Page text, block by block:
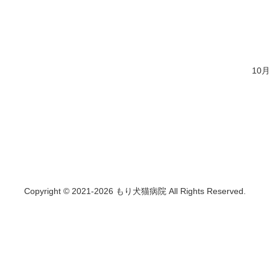
10
Copyright © 2021-2026 もり犬猫病院 All Rights Reserved.